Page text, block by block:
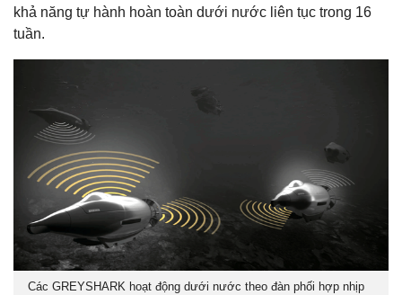
khả năng tự hành hoàn toàn dưới nước liên tục trong 16
tuần.
Các GREYSHARK hoạt động dưới nước theo đàn phối hợp nhịp